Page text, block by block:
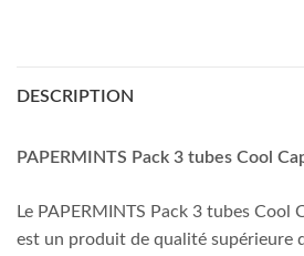
DESCRIPTION
PAPERMINTS Pack 3 tubes Cool
Le PAPERMINTS Pack 3 tubes Cool
est un produit de qualité supérieure